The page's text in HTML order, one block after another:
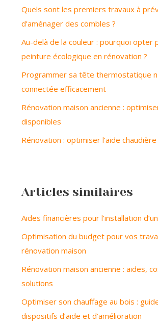
Quels sont les premiers travaux à
d’aménager des combles ?
Au-delà de la couleur : pourquoi opter
peinture écologique en rénovation ?
Programmer sa tête thermostatique
connectée efficacement
Rénovation maison ancienne :
disponibles
Rénovation : optimiser l’aide
Articles similaires
Aides financières pour l’installation
Optimisation du budget pour vos
rénovation maison
Rénovation maison ancienne : aides,
solutions
Optimiser son chauffage au bois :
dispositifs d’aide et d’amélioration